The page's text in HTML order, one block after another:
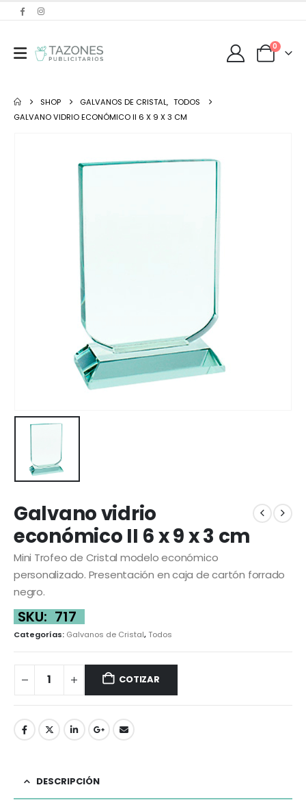
0
SHOP GALVANOS DE CRISTAL, TODOS
GALVANO VIDRIO ECONÓMICO II 6 X 9 X 3 CM
Galvano vidrio
económico II 6 x 9 x 3 cm
Mini Trofeo de Cristal modelo económico
personalizado. Presentación en caja de cartón forrado
negro.
SKU: 717
Categorías: Galvanos de Cristal,Todos
COTIZAR
DESCRIPCIÓN